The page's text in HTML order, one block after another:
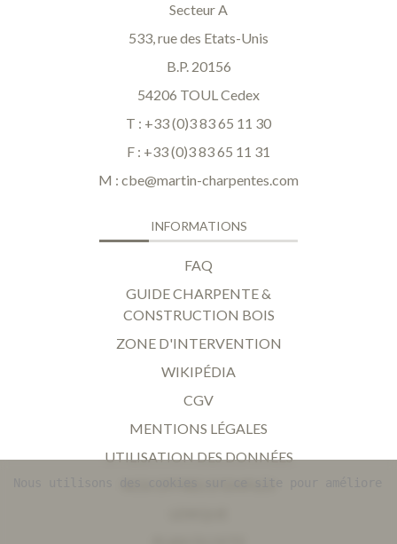
Secteur A
533, rue des Etats-Unis
B.P. 20156
54206 TOUL Cedex
T : +33 (0)3 83 65 11 30
F : +33 (0)3 83 65 11 31
M : cbe@martin-charpentes.com
INFORMATIONS
FAQ
GUIDE CHARPENTE &
CONSTRUCTION BOIS
ZONE D'INTERVENTION
WIKIPÉDIA
CGV
MENTIONS LÉGALES
UTILISATION DES DONNÉES